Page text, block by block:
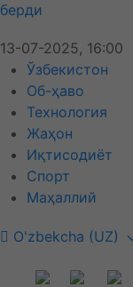
берди
13-07-2025, 16:00
Ўзбекистон
Об-ҳаво
Технология
Жаҳон
Иқтисодиёт
Спорт
Маҳаллий
O'zbekcha (UZ)